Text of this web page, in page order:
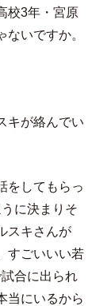
校3年・宮原
いですか。
が絡んでい
をしてもらっ
に決まりそ
スキさんが
すごいいい若
合に出られ
当にいるから